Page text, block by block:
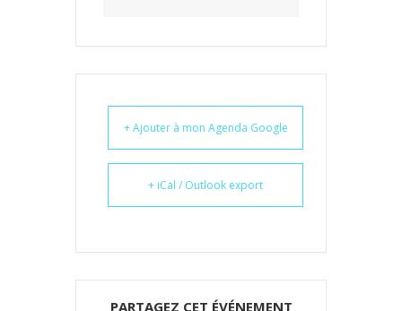
+ Ajouter à mon Agenda Google
+ iCal / Outlook export
PARTAGEZ CET ÉVÉNEMENT